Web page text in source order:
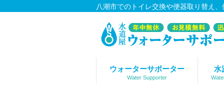
八潮市でのトイレ交換や便器取り替え
ウォーターサポーター
Water Supporter
水